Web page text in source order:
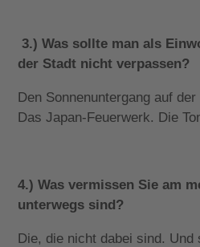
3.) Was sollte man als
der Stadt nicht verpassen?
Den Sonnenuntergang auf
Das Japan-Feuerwerk. Die
4.) Was vermissen Sie am
unterwegs sind?
Die, die nicht dabei sind. Und